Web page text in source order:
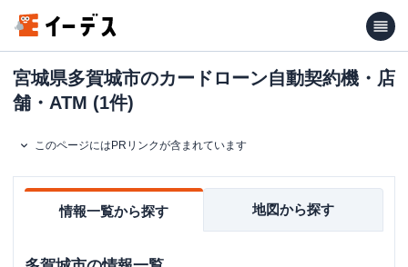
宮城県多賀城市のカードローン自動契約機・店
舗・ATM (1件)
このページにはPRリンクが含まれています
情報一覧から探す 地図から探す